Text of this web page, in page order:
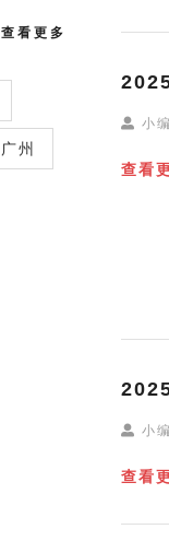
查看更多
广州
小编
查看
小编
查看